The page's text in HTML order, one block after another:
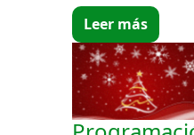
Leer más